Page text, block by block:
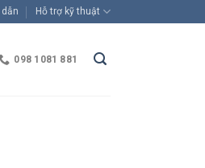
dẫn Hỗ trợ kỹ thuật
098 1081 881